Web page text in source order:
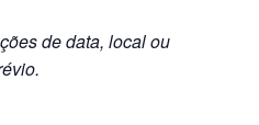
de data, local ou